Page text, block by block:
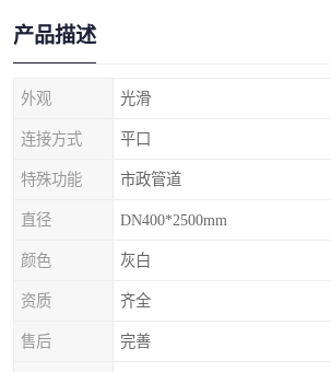
产品描述
外观 光滑
连接方式 平口
特殊功能 市政管道
直径 DN400*2500mm
颜色 灰白
资质 齐全
售后 完善